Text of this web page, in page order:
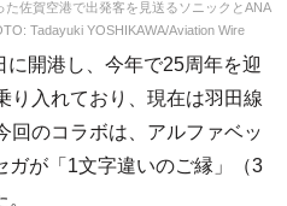
佐賀空港で出発客を見送るソニックとANA
Tadayuki YOSHIKAWA/Aviation Wire
開港し、今年で25周年を迎
り入れており、現在は羽田線
回のコラボは、アルファベッ
ガが「1文字違いのご縁」（3